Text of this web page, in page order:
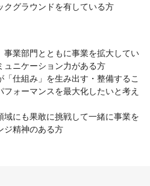
クグラウンドを有している方
事業部門とともに事業を拡大してい
ュニケーション力がある方
「仕組み」を生み出す・整備するこ
ォーマンスを最大化したいと考え
域にも果敢に挑戦して一緒に事業を
ジ精神のある方